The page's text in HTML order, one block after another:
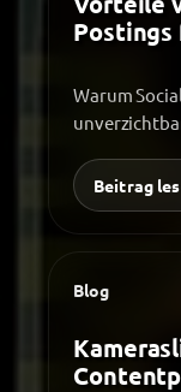
Postings
Warum
Beitrag
Blog